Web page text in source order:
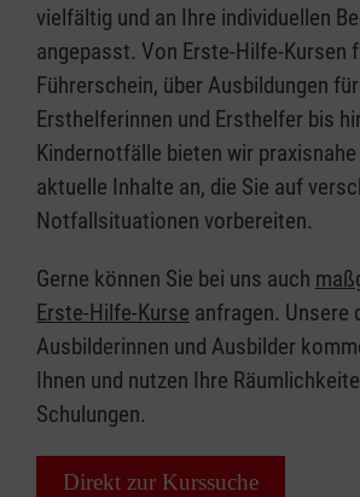
vielfältig und an Ihre individuellen
angepasst. Von Erste-Hilfe-Kursen
Führerschein, über Ausbildungen
Ersthelferinnen und Ersthelfer bis
Kindernotfälle bieten wir
aktuelle Inhalte an, die Sie auf
Notfallsituationen vorbereiten.
Gerne können Sie bei uns auch
Erste-Hilfe-Kurse anfragen. Unsere
Ausbilderinnen und Ausbilder
Ihnen und nutzen Ihre
Schulungen.
Direkt zur Kurssuche